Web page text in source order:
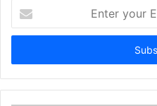
your
Email